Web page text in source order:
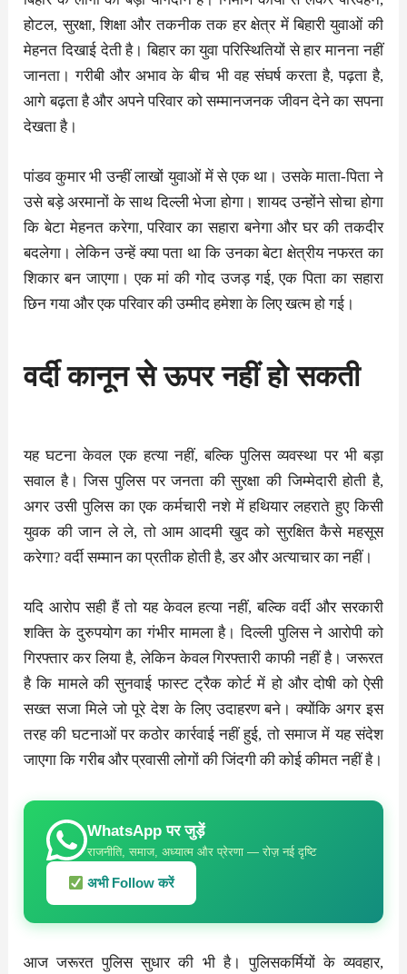
होटल, सुरक्षा, शिक्षा और तकनीक तक हर क्षेत्र में बिहारी युवाओं की
मेहनत दिखाई देती है। बिहार का युवा परिस्थितियों से हार मानना नहीं
जानता। गरीबी और अभाव के बीच भी वह संघर्ष करता है, पढ़ता है,
आगे बढ़ता है और अपने परिवार को सम्मानजनक जीवन देने का सपना
देखता है।
पांडव कुमार भी उन्हीं लाखों युवाओं में से एक था। उसके माता-पिता ने
उसे बड़े अरमानों के साथ दिल्ली भेजा होगा। शायद उन्होंने सोचा होगा
कि बेटा मेहनत करेगा, परिवार का सहारा बनेगा और घर की तकदीर
बदलेगा। लेकिन उन्हें क्या पता था कि उनका बेटा क्षेत्रीय नफरत का
शिकार बन जाएगा। एक मां की गोद उजड़ गई, एक पिता का सहारा
छिन गया और एक परिवार की उम्मीद हमेशा के लिए खत्म हो गई।
वर्दी कानून से ऊपर नहीं हो सकती
यह घटना केवल एक हत्या नहीं, बल्कि पुलिस व्यवस्था पर भी बड़ा
सवाल है। जिस पुलिस पर जनता की सुरक्षा की जिम्मेदारी होती है,
अगर उसी पुलिस का एक कर्मचारी नशे में हथियार लहराते हुए किसी
युवक की जान ले ले, तो आम आदमी खुद को सुरक्षित कैसे महसूस
करेगा? वर्दी सम्मान का प्रतीक होती है, डर और अत्याचार का नहीं।
यदि आरोप सही हैं तो यह केवल हत्या नहीं, बल्कि वर्दी और सरकारी
शक्ति के दुरुपयोग का गंभीर मामला है। दिल्ली पुलिस ने आरोपी को
गिरफ्तार कर लिया है, लेकिन केवल गिरफ्तारी काफी नहीं है। जरूरत
है कि मामले की सुनवाई फास्ट ट्रैक कोर्ट में हो और दोषी को ऐसी
सख्त सजा मिले जो पूरे देश के लिए उदाहरण बने। क्योंकि अगर इस
तरह की घटनाओं पर कठोर कार्रवाई नहीं हुई, तो समाज में यह संदेश
जाएगा कि गरीब और प्रवासी लोगों की जिंदगी की कोई कीमत नहीं है।
WhatsApp पर जुड़ें
राजनीति, समाज, अध्यात्म और प्रेरणा — रोज़ नई दृष्टि
अभी Follow करें
आज जरूरत पुलिस सुधार की भी है। पुलिसकर्मियों के व्यवहार,